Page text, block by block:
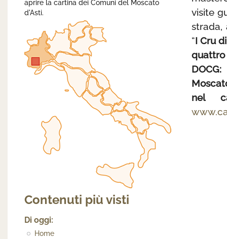
aprire la cartina dei Comuni del Moscato
d'Asti.
Contenuti più visti
Di oggi:
Home
visite
strada,
“I Cru
nel